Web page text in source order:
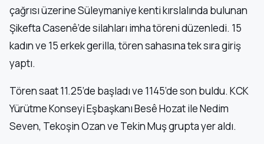
çağrısı üzerine Süleymaniye kenti kırslalında bulunan
Şikefta Casenê’de silahları imha töreni düzenledi. 15
kadın ve 15 erkek gerilla, tören sahasına tek sıra giriş
yaptı.
Tören saat 11.25’de başladı ve 1145’de son buldu. KCK
Yürütme Konseyi Eşbaşkanı Besê Hozat ile Nedim
Seven, Tekoşin Ozan ve Tekin Muş grupta yer aldı.